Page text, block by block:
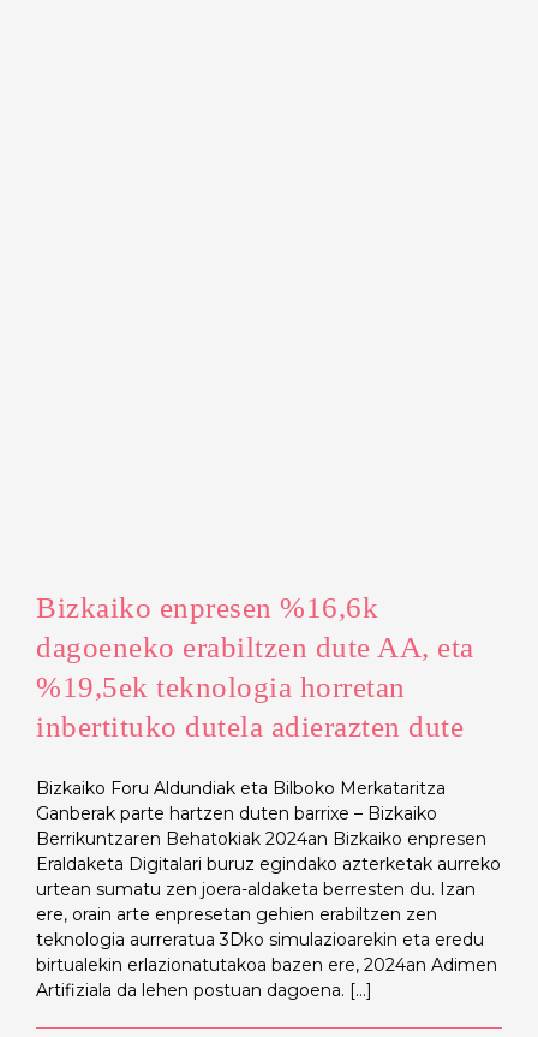
Bizkaiko enpresen %16,6k
dagoeneko erabiltzen dute AA, eta
%19,5ek teknologia horretan
inbertituko dutela adierazten dute
Bizkaiko Foru Aldundiak eta Bilboko Merkataritza
Ganberak parte hartzen duten barrixe – Bizkaiko
Berrikuntzaren Behatokiak 2024an Bizkaiko enpresen
Eraldaketa Digitalari buruz egindako azterketak aurreko
urtean sumatu zen joera-aldaketa berresten du. Izan
ere, orain arte enpresetan gehien erabiltzen zen
teknologia aurreratua 3Dko simulazioarekin eta eredu
birtualekin erlazionatutakoa bazen ere, 2024an Adimen
Artifiziala da lehen postuan dagoena. [...]